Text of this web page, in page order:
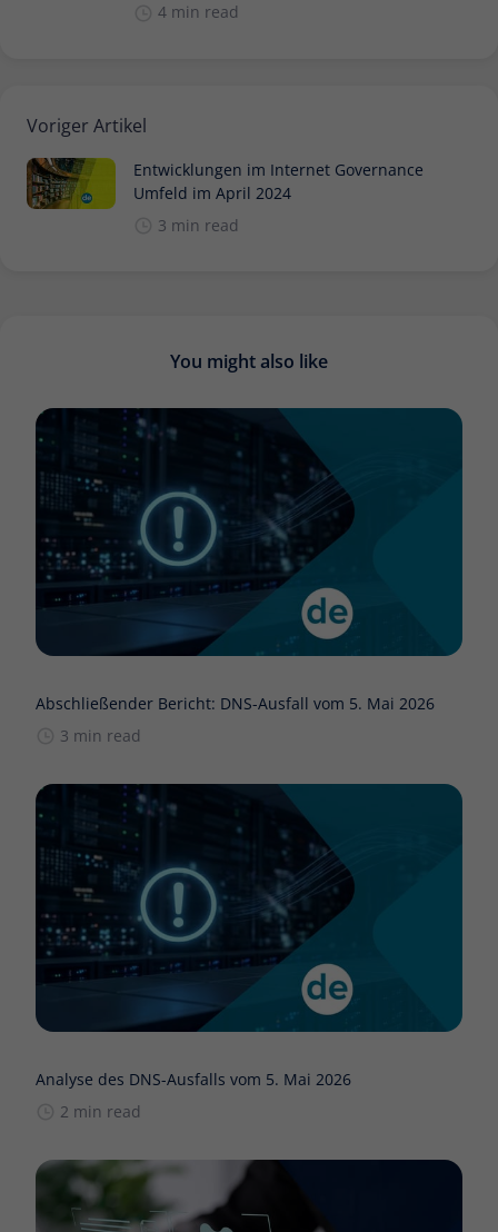
4 min read
Voriger Artikel
Entwicklungen im Internet Governance
Umfeld im April 2024
3 min read
You might also like
Abschließender Bericht: DNS-Ausfall vom 5. Mai 2026
3 min read
Analyse des DNS-Ausfalls vom 5. Mai 2026
2 min read